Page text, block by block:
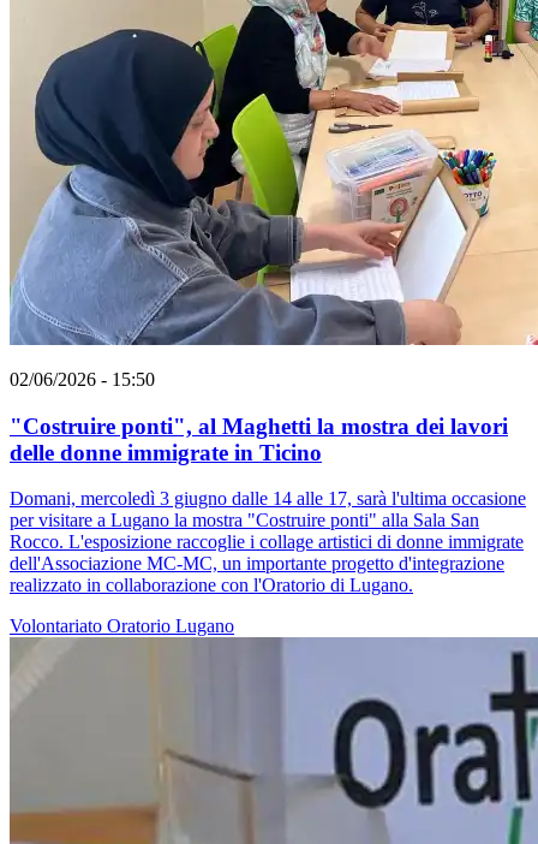
02/06/2026 - 15:50
"Costruire ponti", al Maghetti la mostra dei lavori
delle donne immigrate in Ticino
Domani, mercoledì 3 giugno dalle 14 alle 17, sarà l'ultima occasione
per visitare a Lugano la mostra "Costruire ponti" alla Sala San
Rocco. L'esposizione raccoglie i collage artistici di donne immigrate
dell'Associazione MC-MC, un importante progetto d'integrazione
realizzato in collaborazione con l'Oratorio di Lugano.
Volontariato Oratorio Lugano